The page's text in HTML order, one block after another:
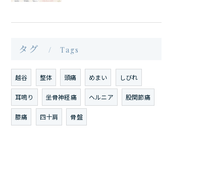
タグ Tags
越谷 整体 頭痛 めまい しびれ
耳鳴り 坐骨神経痛 ヘルニア 股関節痛
膝痛 四十肩 骨盤